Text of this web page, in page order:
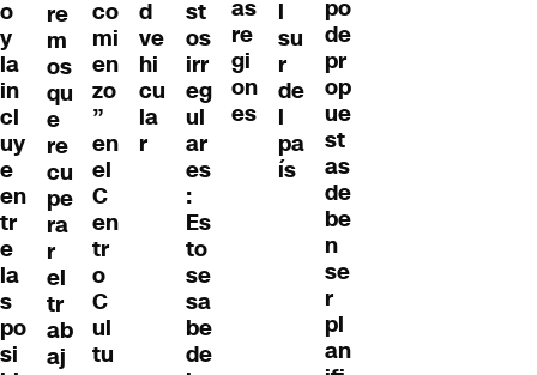
o
y
la
in
cl
uy
e
en
tr
e
la
s
po
si
re
m
os
qu
e
re
cu
pe
ra
r
el
tr
ab
aj
co
mi
en
zo
”
en
el
C
en
tr
o
C
ul
tu
d
ve
hi
cu
la
r
st
os
irr
eg
ul
ar
es
:
Es
to
se
sa
be
de
as
re
gi
on
es
l
su
r
de
l
pa
ís
po
de
pr
op
ue
st
as
de
be
n
se
r
pl
an